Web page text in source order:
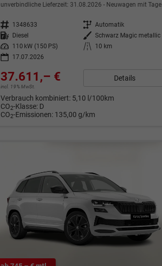
unverbindliche Lieferzeit: 31.08.2026 Neuwagen mit Tageszulassung
Fahrzeugnr. 1348633 Getriebe Automatik
Kraftstoff Diesel Außenfarbe Schwarz Magic metallic
Leistung
110 kW (150 PS) Kilometerstand
10 km
17.07.2026
37.611,– €
incl. 19% MwSt.
Details
Verbrauch kombiniert: 5,10 l/100km
CO2-Klasse: D
CO2-Emissionen: 135,00 g/km